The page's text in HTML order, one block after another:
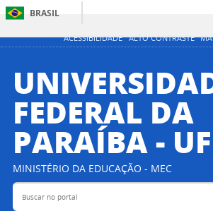
ACESSIBILIDADE ALTO CONTRASTE
BRASIL
Acesso
FEDERAL DA
PARAÍBA -
MINISTÉRIO DA EDUCAÇÃO - MEC
Buscar no portal